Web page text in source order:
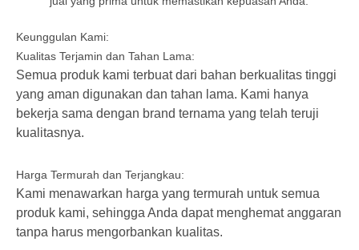
Keunggulan Kami:
Kualitas Terjamin dan Tahan Lama:
Semua produk kami terbuat dari bahan berkualitas tinggi
yang aman digunakan dan tahan lama. Kami hanya
bekerja sama dengan brand ternama yang telah teruji
kualitasnya.
Harga Termurah dan Terjangkau:
Kami menawarkan harga yang termurah untuk semua
produk kami, sehingga Anda dapat menghemat anggaran
tanpa harus mengorbankan kualitas.